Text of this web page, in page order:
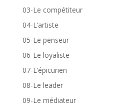
03-Le compétiteur
04-L’artiste
05-Le penseur
06-Le loyaliste
07-L’épicurien
08-Le leader
09-Le médiateur